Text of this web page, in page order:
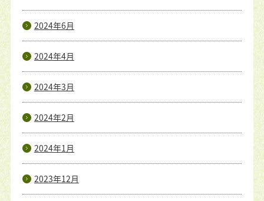
2024年6月
2024年4月
2024年3月
2024年2月
2024年1月
2023年12月